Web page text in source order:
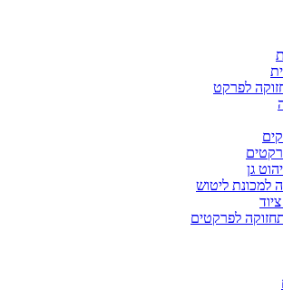
לפרקט
גן
למכונת ליטוש
לפרקטים